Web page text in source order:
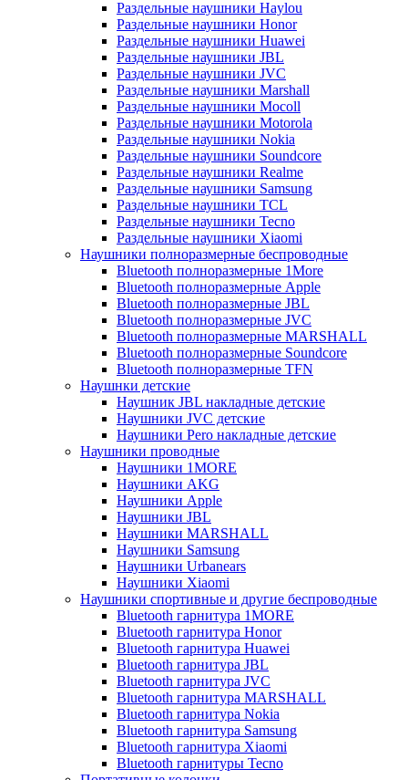
Раздельные наушники Haylou
Раздельные наушники Honor
Раздельные наушники Huawei
Раздельные наушники JBL
Раздельные наушники JVC
Раздельные наушники Marshall
Раздельные наушники Mocoll
Раздельные наушники Motorola
Раздельные наушники Nokia
Раздельные наушники Soundcore
Раздельные наушники Realme
Раздельные наушники Samsung
Раздельные наушники TCL
Раздельные наушники Tecno
Раздельные наушники Xiaomi
Наушники полноразмерные беспроводные
Bluetooth полноразмерные 1More
Bluetooth полноразмерные Apple
Bluetooth полноразмерные JBL
Bluetooth полноразмерные JVC
Bluetooth полноразмерные MARSHALL
Bluetooth полноразмерные Soundcore
Bluetooth полноразмерные TFN
Наушнки детские
Наушник JBL накладные детские
Наушники JVC детские
Наушники Pero накладные детские
Наушники проводные
Наушники 1MORE
Наушники AKG
Наушники Apple
Наушники JBL
Наушники MARSHALL
Наушники Samsung
Наушники Urbanears
Наушники Xiaomi
Наушники спортивные и другие беспроводные
Bluetooth гарнитура 1MORE
Bluetooth гарнитура Honor
Bluetooth гарнитура Huawei
Bluetooth гарнитура JBL
Bluetooth гарнитура JVC
Bluetooth гарнитура MARSHALL
Bluetooth гарнитура Nokia
Bluetooth гарнитура Samsung
Bluetooth гарнитура Xiaomi
Bluetooth гарнитуры Tecno